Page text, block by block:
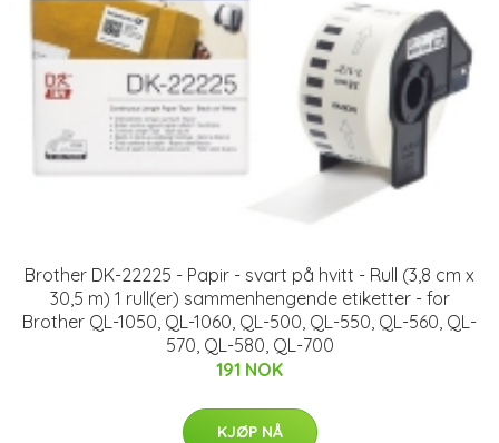
Brother DK-22225 - Papir - svart på hvitt - Rull (3,8 cm x
30,5 m) 1 rull(er) sammenhengende etiketter - for
Brother QL-1050, QL-1060, QL-500, QL-550, QL-560, QL-
570, QL-580, QL-700
191 NOK
KJØP NÅ